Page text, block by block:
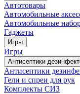
Автотовары
Автомобильные
Автомобильные
Гаджеты
Игры
Игры
Антисептики
Антисептики
Гели и спреи для рук
Комплекты СИЗ